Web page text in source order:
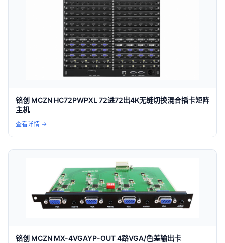
铭创 MCZN HC72PWPXL 72进72出4K无缝切换混合插卡矩阵
主机
查看详情 →
铭创 MCZN MX-4VGAYP-OUT 4路VGA/色差输出卡